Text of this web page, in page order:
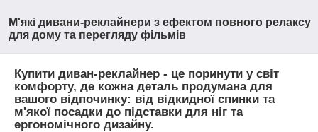
М'які дивани-реклайнери з ефектом повного релаксу
для дому та перегляду фільмів
Купити диван-реклайнер - це поринути у світ
комфорту, де кожна деталь продумана для
вашого відпочинку: від відкидної спинки та
м'якої посадки до підставки для ніг та
ергономічного дизайну.